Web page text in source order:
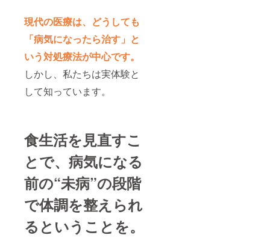
現代の医療は、どうしても
「病気になったら治す」と
いう対処療法が中心です。
しかし、私たちは実体験と
して知っています。
食生活を見直すこ
とで、病気になる
前の“未病”の段階
で体調を整えられ
るということを。